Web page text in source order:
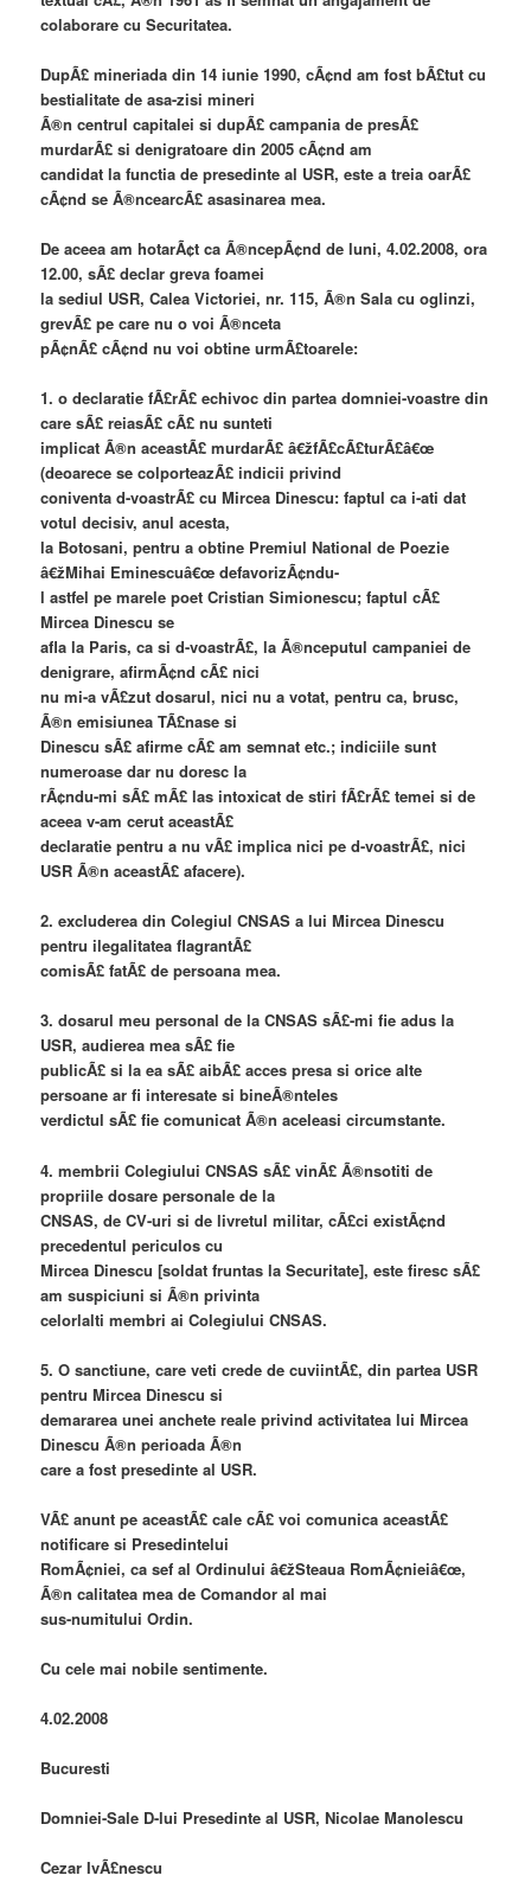
colaborare cu Securitatea.
DupÃ£ mineriada din 14 iunie 1990, cÃ¢nd am fost bÃ£tut cu
bestialitate de asa-zisi mineri
Ã®n centrul capitalei si dupÃ£ campania de presÃ£
murdarÃ£ si denigratoare din 2005 cÃ¢nd am
candidat la functia de presedinte al USR, este a treia oarÃ£
cÃ¢nd se Ã®ncearcÃ£ asasinarea mea.
De aceea am hotarÃ¢t ca Ã®ncepÃ¢nd de luni, 4.02.2008, ora
12.00, sÃ£ declar greva foamei
la sediul USR, Calea Victoriei, nr. 115, Ã®n Sala cu oglinzi,
grevÃ£ pe care nu o voi Ã®nceta
pÃ¢nÃ£ cÃ¢nd nu voi obtine urmÃ£toarele:
1. o declaratie fÃ£rÃ£ echivoc din partea domniei-voastre din
care sÃ£ reiasÃ£ cÃ£ nu sunteti
implicat Ã®n aceastÃ£ murdarÃ£ â€žfÃ£cÃ£turÃ£â€œ
(deoarece se colporteazÃ£ indicii privind
coniventa d-voastrÃ£ cu Mircea Dinescu: faptul ca i-ati dat
votul decisiv, anul acesta,
la Botosani, pentru a obtine Premiul National de Poezie
â€žMihai Eminescuâ€œ defavorizÃ¢ndu-
l astfel pe marele poet Cristian Simionescu; faptul cÃ£
Mircea Dinescu se
afla la Paris, ca si d-voastrÃ£, la Ã®nceputul campaniei de
denigrare, afirmÃ¢nd cÃ£ nici
nu mi-a vÃ£zut dosarul, nici nu a votat, pentru ca, brusc,
Ã®n emisiunea TÃ£nase si
Dinescu sÃ£ afirme cÃ£ am semnat etc.; indiciile sunt
numeroase dar nu doresc la
rÃ¢ndu-mi sÃ£ mÃ£ las intoxicat de stiri fÃ£rÃ£ temei si de
aceea v-am cerut aceastÃ£
declaratie pentru a nu vÃ£ implica nici pe d-voastrÃ£, nici
USR Ã®n aceastÃ£ afacere).
2. excluderea din Colegiul CNSAS a lui Mircea Dinescu
pentru ilegalitatea flagrantÃ£
comisÃ£ fatÃ£ de persoana mea.
3. dosarul meu personal de la CNSAS sÃ£-mi fie adus la
USR, audierea mea sÃ£ fie
publicÃ£ si la ea sÃ£ aibÃ£ acces presa si orice alte
persoane ar fi interesate si bineÃ®nteles
verdictul sÃ£ fie comunicat Ã®n aceleasi circumstante.
4. membrii Colegiului CNSAS sÃ£ vinÃ£ Ã®nsotiti de
propriile dosare personale de la
CNSAS, de CV-uri si de livretul militar, cÃ£ci existÃ¢nd
precedentul periculos cu
Mircea Dinescu [soldat fruntas la Securitate], este firesc sÃ£
am suspiciuni si Ã®n privinta
celorlalti membri ai Colegiului CNSAS.
5. O sanctiune, care veti crede de cuviintÃ£, din partea USR
pentru Mircea Dinescu si
demararea unei anchete reale privind activitatea lui Mircea
Dinescu Ã®n perioada Ã®n
care a fost presedinte al USR.
VÃ£ anunt pe aceastÃ£ cale cÃ£ voi comunica aceastÃ£
notificare si Presedintelui
RomÃ¢niei, ca sef al Ordinului â€žSteaua RomÃ¢nieiâ€œ,
Ã®n calitatea mea de Comandor al mai
sus-numitului Ordin.
Cu cele mai nobile sentimente.
4.02.2008
Bucuresti
Domniei-Sale D-lui Presedinte al USR, Nicolae Manolescu
Cezar IvÃ£nescu